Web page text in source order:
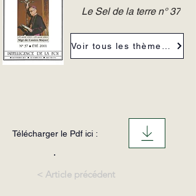
Le Sel de la terre n° 37
Télécharger le Pdf ici :
.
< Article précédent